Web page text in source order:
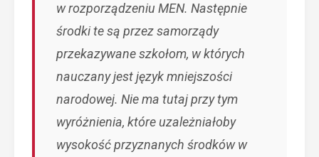
w rozporządzeniu MEN. Następnie
środki te są przez samorządy
przekazywane szkołom, w których
nauczany jest język mniejszości
narodowej. Nie ma tutaj przy tym
wyróżnienia, które uzależniałoby
wysokość przyznanych środków w